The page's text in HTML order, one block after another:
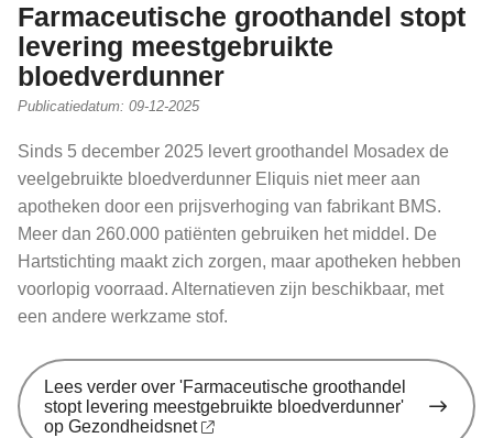
Farmaceutische groothandel stopt
levering meestgebruikte
bloedverdunner
Publicatiedatum: 09-12-2025
Sinds 5 december 2025 levert groothandel Mosadex de
veelgebruikte bloedverdunner Eliquis niet meer aan
apotheken door een prijsverhoging van fabrikant BMS.
Meer dan 260.000 patiënten gebruiken het middel. De
Hartstichting maakt zich zorgen, maar apotheken hebben
voorlopig voorraad. Alternatieven zijn beschikbaar, met
een andere werkzame stof.
Lees verderover 'Farmaceutische groothandel
stopt levering meestgebruikte bloedverdunner'
op Gezondheidsnet